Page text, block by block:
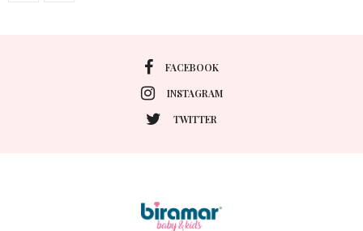
FACEBOOK
INSTAGRAM
TWITTER